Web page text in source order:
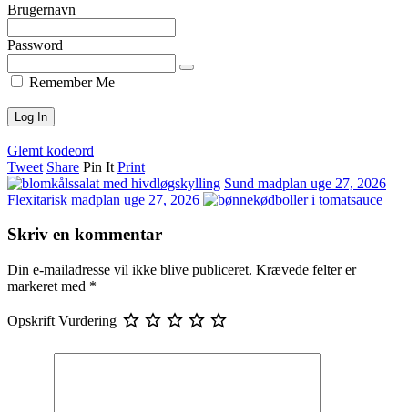
Brugernavn
Password
Remember Me
Glemt kodeord
Tweet Share Pin It Print
Sund madplan uge 27, 2026
Flexitarisk madplan uge 27, 2026
Skriv en kommentar
Din e-mailadresse vil ikke blive publiceret. Krævede felter er
markeret med *
Opskrift Vurdering